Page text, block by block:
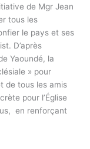
de Mgr Jean
tous les
le pays et ses
D’après
Yaoundé, la
» pour
de tous les amis
pour l’Église
en renforçant